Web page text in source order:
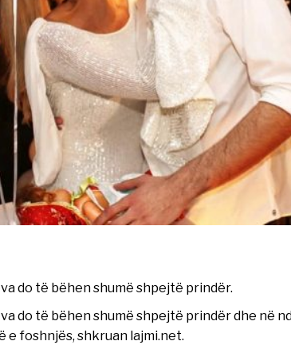
do të bëhen shumë shpejtë prindër.
do të bëhen shumë shpejtë prindër dhe në
e foshnjës, shkruan lajmi.net.